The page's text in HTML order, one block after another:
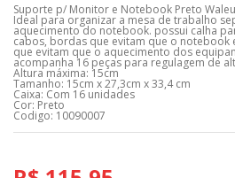
Suporte p/ Monitor e Notebook Preto Waleu
Ideal para organizar a mesa de trabalho
aquecimento do notebook. possui calha
cabos, bordas que evitam que o notebook
que evitam que o aquecimento dos
acompanha 16 peças para regulagem de
Altura máxima: 15cm
Tamanho: 15cm x 27,3cm x 33,4 cm
Caixa: Com 16 unidades
Cor: Preto
Codigo: 10090007